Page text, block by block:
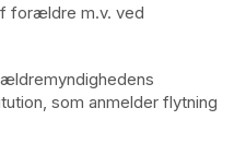
forældre m.v. ved
som anmelder flytning